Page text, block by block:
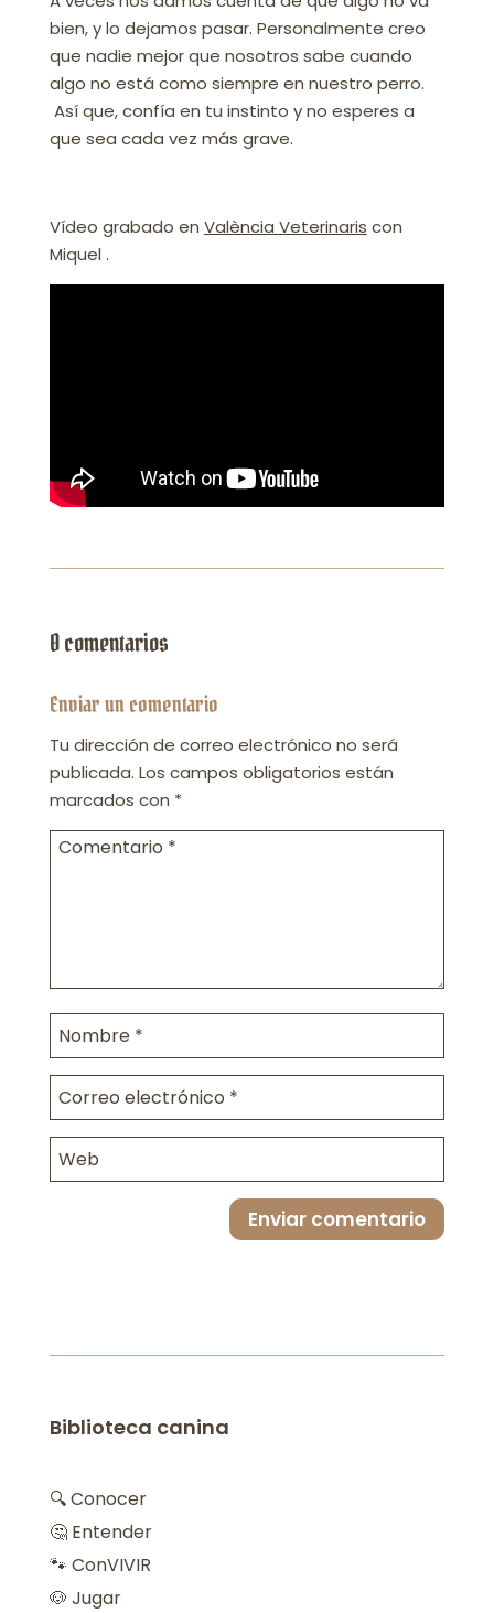
bien, y lo dejamos pasar. Personalmente creo
que nadie mejor que nosotros sabe cuando
algo no está como siempre en nuestro perro.
Así que, confía en tu instinto y no esperes a
que sea cada vez más grave.
Vídeo grabado en València Veterinaris con
Miquel .
0 comentarios
Enviar un comentario
Tu dirección de correo electrónico no será
publicada. Los campos obligatorios están
marcados con *
Enviar comentario
Biblioteca canina
🔍 Conocer
🤔 Entender
🐾 ConVIVIR
🐶 Jugar